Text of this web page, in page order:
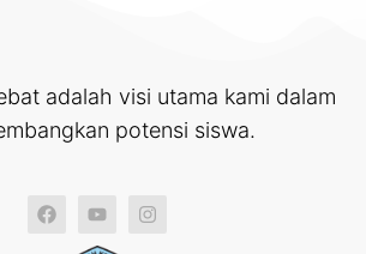
adalah visi utama kami dalam
potensi siswa.